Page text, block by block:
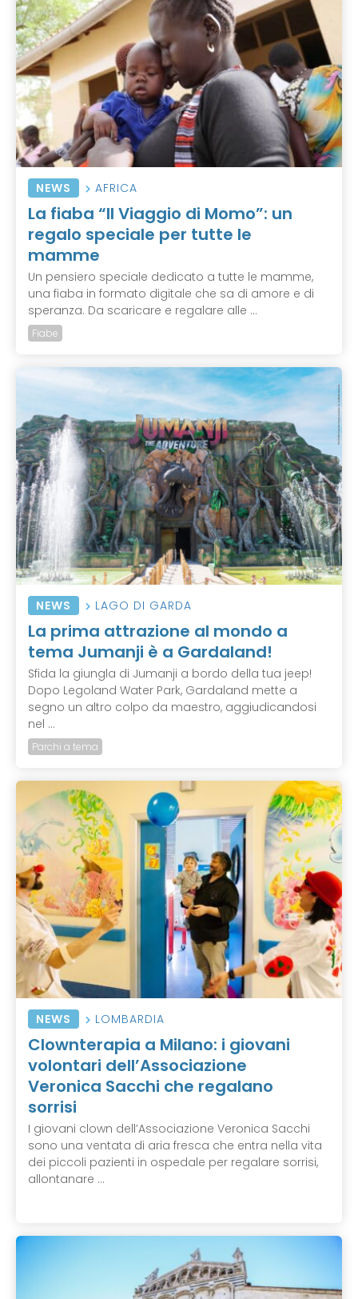
NEWS AFRICA
La fiaba “Il Viaggio di Momo”: un
regalo speciale per tutte le
mamme
Un pensiero speciale dedicato a tutte le mamme,
una fiaba in formato digitale che sa di amore e di
speranza. Da scaricare e regalare alle ...
Fiabe
NEWS LAGO DI GARDA
La prima attrazione al mondo a
tema Jumanji è a Gardaland!
Sfida la giungla di Jumanji a bordo della tua jeep!
Dopo Legoland Water Park, Gardaland mette a
segno un altro colpo da maestro, aggiudicandosi
nel ...
Parchi a tema
NEWS LOMBARDIA
Clownterapia a Milano: i giovani
volontari dell’Associazione
Veronica Sacchi che regalano
sorrisi
I giovani clown dell’Associazione Veronica Sacchi
sono una ventata di aria fresca che entra nella vita
dei piccoli pazienti in ospedale per regalare sorrisi,
allontanare ...